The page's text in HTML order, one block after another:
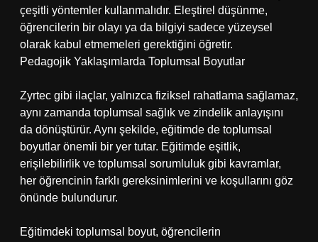
çeşitli yöntemler kullanmalıdır. Eleştirel düşünme,
öğrencilerin bir olayı ya da bilgiyi sadece yüzeysel
olarak kabul etmemeleri gerektiğini öğretir.
Pedagojik Yaklaşımlarda Toplumsal Boyutlar
Zyrtec gibi ilaçlar, yalnızca fiziksel rahatlama sağlamaz,
aynı zamanda toplumsal sağlık ve zindelik anlayışını
da dönüştürür. Aynı şekilde, eğitimde de toplumsal
boyutlar önemli bir yer tutar. Eğitimde eşitlik,
erişilebilirlik ve toplumsal sorumluluk gibi kavramlar,
her öğrencinin farklı gereksinimlerini ve koşullarını göz
önünde bulundurur.
Eğitimdeki toplumsal boyut, öğrencilerin